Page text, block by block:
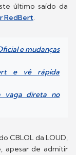
último saído da
RedBert.
e mudanças
e vê rápida
vaga direta no
CBLOL da LOUD,
apesar de admitir